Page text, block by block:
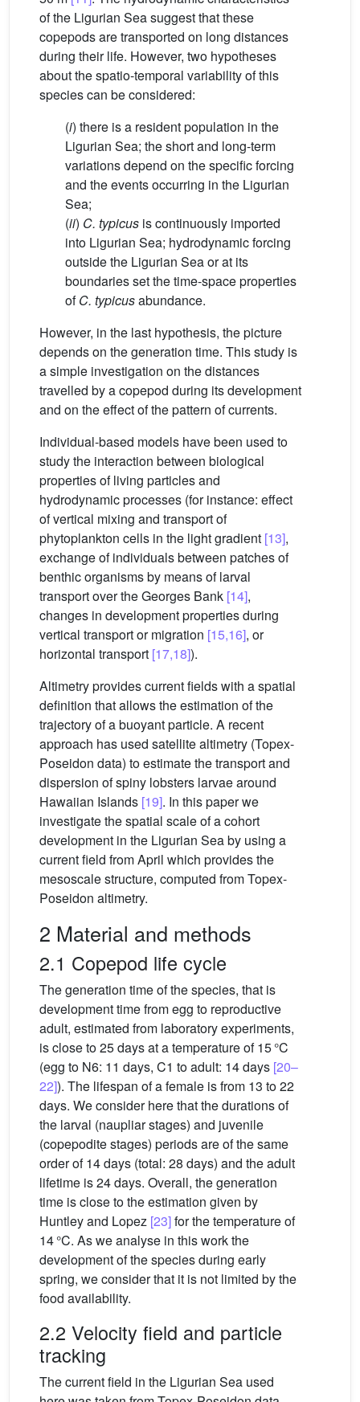
of the Ligurian Sea suggest that these
copepods are transported on long distances
during their life. However, two hypotheses
about the spatio-temporal variability of this
species can be considered:
(i) there is a resident population in the
Ligurian Sea; the short and long-term
variations depend on the specific forcing
and the events occurring in the Ligurian
Sea;
(ii) C. typicus is continuously imported
into Ligurian Sea; hydrodynamic forcing
outside the Ligurian Sea or at its
boundaries set the time-space properties
ofC. typicusabundance.
However, in the last hypothesis, the picture
depends on the generation time. This study is
a simple investigation on the distances
travelled by a copepod during its development
and on the effect of the pattern of currents.
Individual-based models have been used to
study the interaction between biological
properties of living particles and
hydrodynamic processes (for instance: effect
of vertical mixing and transport of
phytoplankton cells in the light gradient [13],
exchange of individuals between patches of
benthic organisms by means of larval
transport over the Georges Bank [14],
changes in development properties during
vertical transport or migration [15,16], or
horizontal transport [17,18]).
Altimetry provides current fields with a spatial
definition that allows the estimation of the
trajectory of a buoyant particle. A recent
approach has used satellite altimetry (Topex-
Poseidon data) to estimate the transport and
dispersion of spiny lobsters larvae around
Hawaiian Islands [19]. In this paper we
investigate the spatial scale of a cohort
development in the Ligurian Sea by using a
current field from April which provides the
mesoscale structure, computed from Topex-
Poseidon altimetry.
2 Material and methods
2.1 Copepod life cycle
The generation time of the species, that is
development time from egg to reproductive
adult, estimated from laboratory experiments,
is close to 25 days at a temperature of 15 °C
(egg to N6: 11 days, C1 to adult: 14 days [20–
22]). The lifespan of a female is from 13 to 22
days. We consider here that the durations of
the larval (naupliar stages) and juvenile
(copepodite stages) periods are of the same
order of 14 days (total: 28 days) and the adult
lifetime is 24 days. Overall, the generation
time is close to the estimation given by
Huntley and Lopez [23]for the temperature of
14 °C. As we analyse in this work the
development of the species during early
spring, we consider that it is not limited by the
food availability.
2.2 Velocity field and particle
tracking
The current field in the Ligurian Sea used